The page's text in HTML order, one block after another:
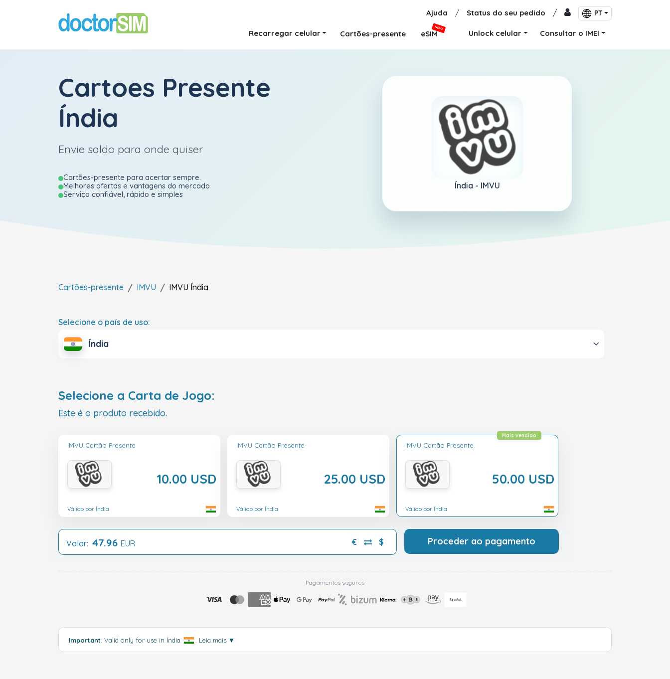
Ajuda / Status do seu pedido / PT
Recarregar celular Cartões-presente eSIM
NOVO
Unlock celular Consultar o IMEI
Cartoes Presente
Índia
Envie saldo para onde quiser
Cartões-presente para acertar sempre.
Melhores ofertas e vantagens do mercado
Serviço confiável, rápido e simples
Índia - IMVU
Cartões-presente IMVU IMVU Índia
Selecione o país de uso:
Índia
Selecione a Carta de Jogo:
Este é o produto recebido.
IMVU Cartão Presente
10.00 USD
Válido por Índia
IMVU Cartão Presente
25.00 USD
Válido por Índia
IMVU Cartão Presente
50.00 USD
Mais vendido
Válido por Índia
Valor: 47.96 EUR € $ Proceder ao pagamento
Pagamentos seguros
Important: Valid only for use in Índia Leia mais ▼